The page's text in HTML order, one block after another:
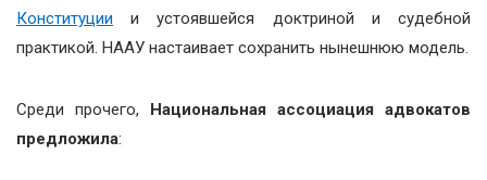
Конституции и устоявшейся доктриной и судебной
практикой. НААУ настаивает сохранить нынешнюю модель.
Среди прочего, Национальная ассоциация адвокатов
предложила: